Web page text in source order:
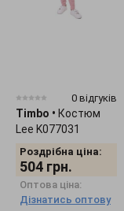
0 відгуків
Timbo • Костюм
Lee K077031
Роздрібна ціна:
504 грн.
Оптова ціна:
Дізнатись оптову